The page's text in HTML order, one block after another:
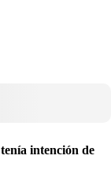
intención de